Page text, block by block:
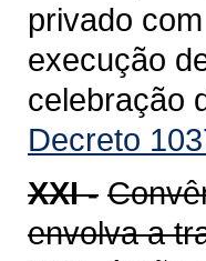
privado
execução
celebração
Decreto
XXI -
envolva a